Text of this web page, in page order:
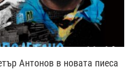
Антонов в новата пиеса